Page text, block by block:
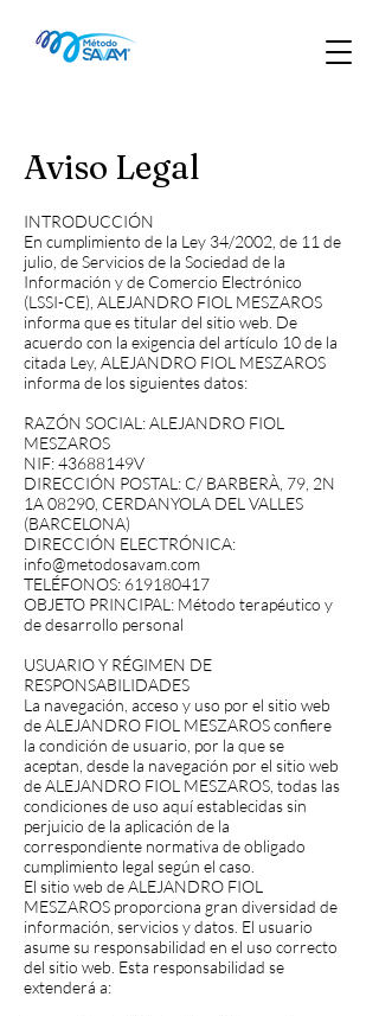
Aviso Legal
INTRODUCCIÓN
En cumplimiento de la Ley 34/2002, de 11 de
julio, de Servicios de la Sociedad de la
Información y de Comercio Electrónico
(LSSI-CE), ALEJANDRO FIOL MESZAROS
informa que es titular del sitio web. De
acuerdo con la exigencia del artículo 10 de la
citada Ley, ALEJANDRO FIOL MESZAROS
informa de los siguientes datos:
RAZÓN SOCIAL: ALEJANDRO FIOL
MESZAROS
NIF: 43688149V
DIRECCIÓN POSTAL: C/ BARBERÀ, 79, 2N
1A 08290, CERDANYOLA DEL VALLES
(BARCELONA)
DIRECCIÓN ELECTRÓNICA:
info@metodosavam.com
TELÉFONOS: 619180417
OBJETO PRINCIPAL: Método terapéutico y
de desarrollo personal
USUARIO Y RÉGIMEN DE
RESPONSABILIDADES
La navegación, acceso y uso por el sitio web
de ALEJANDRO FIOL MESZAROS confiere
la condición de usuario, por la que se
aceptan, desde la navegación por el sitio web
de ALEJANDRO FIOL MESZAROS, todas las
condiciones de uso aquí establecidas sin
perjuicio de la aplicación de la
correspondiente normativa de obligado
cumplimiento legal según el caso.
El sitio web de ALEJANDRO FIOL
MESZAROS proporciona gran diversidad de
información, servicios y datos. El usuario
asume su responsabilidad en el uso correcto
del sitio web. Esta responsabilidad se
extenderá a: